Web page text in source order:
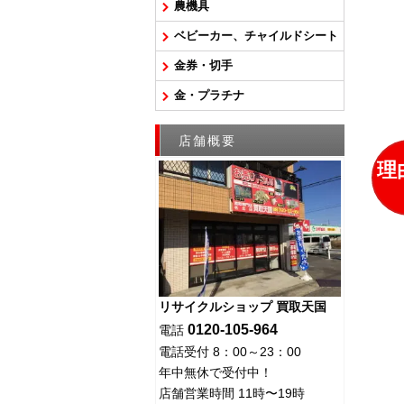
理
農機具
ベビーカー、チャイルドシート
金券・切手
金・プラチナ
店舗概要
リサイクルショップ 買取天国
電話 0120-105-964
電話受付 8：00～23：00
年中無休で受付中！
店舗営業時間 11時〜19時